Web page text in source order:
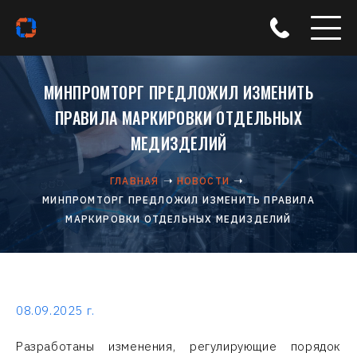
МИНПРОМТОРГ ПРЕДЛОЖИЛ ИЗМЕНИТЬ
ПРАВИЛА МАРКИРОВКИ ОТДЕЛЬНЫХ
МЕДИЗДЕЛИЙ
ГЛАВНАЯ
НОВОСТИ
МИНПРОМТОРГ ПРЕДЛОЖИЛ ИЗМЕНИТЬ ПРАВИЛА
МАРКИРОВКИ ОТДЕЛЬНЫХ МЕДИЗДЕЛИЙ
08.09.2025 г.
Разработаны изменения, регулирующие порядок